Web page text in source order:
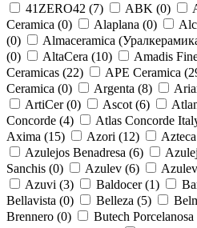
41ZERO42 (7) ABK (0)
Ceramica (0) Alaplana (0)
(0) Almaceramica
(0) AltaCera (10) Amadis
Ceramicas (22) APE Ceramica (
Ceramica (0) Argenta (8)
ArtiCer (0) Ascot (6)
Concorde (4) Atlas Concorde
Axima (15) Azori (12)
Azulejos Benadresa (6)
Sanchis (0) Azulev (6)
Azuvi (3) Baldocer (1)
Bellavista (0) Belleza (5)
Brennero (0) Butech